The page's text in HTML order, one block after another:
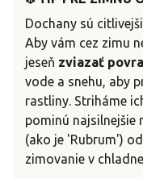
Dochany sú
Aby vám cez zimu
jeseň zviazať
vode a snehu, aby
rastliny. Striháme
pominú najsilnejšie
(ako je 'Rubrum')
zimovanie v